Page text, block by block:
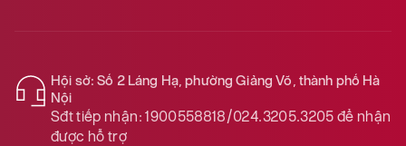
Hội sở: Số 2 Láng Hạ, phường Giảng Võ, thành phố Hà
Nội
Sđt tiếp nhận: 1900558818/024.3205.3205để nhận
được hỗ trợ